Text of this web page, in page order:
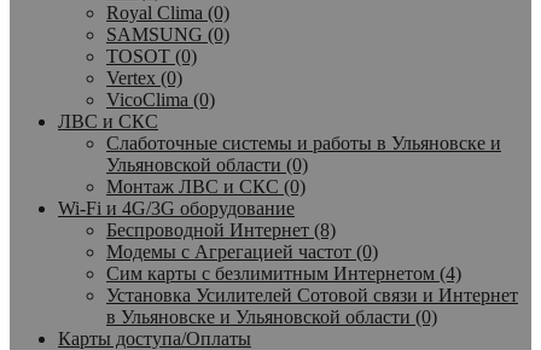
Royal Clima (0)
SAMSUNG (0)
TOSOT (0)
Vertex (0)
VicoClima (0)
ЛВС и СКС
Слаботочные системы и работы в Ульяновске и
Ульяновской области (0)
Монтаж ЛВС и СКС (0)
Wi-Fi и 4G/3G оборудование
Беспроводной Интернет (8)
Модемы с Агрегацией частот (0)
Сим карты с безлимитным Интернетом (4)
Установка Усилителей Сотовой связи и Интернет
в Ульяновске и Ульяновской области (0)
Карты доступа/Оплаты